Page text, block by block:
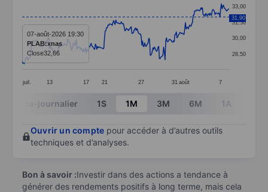
Line chart with 295 data points.
The chart has 1 X axis displaying categories.
The chart has 1 Y axis displaying values. Data ranges
juil. 13 17 21 27 31 août 7
28,50
30,00
31,50
33,00
31,90
07-août-2026 19:30
PLAB:xnas
Close32,66
End of interactive chart.
Intra-journalier 1S 1M 3M 6M 1A
Ouvrir un compte pour accéder à d’autres outils
techniques et d’analyses.
Bon à savoir :Investir dans des actions a tendance à
générer des rendements positifs à long terme, mais cela